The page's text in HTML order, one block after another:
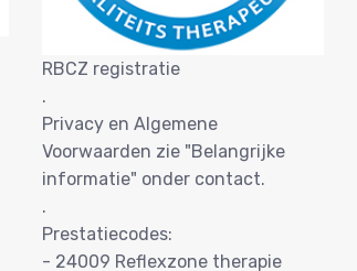
RBCZ registratie
.
Privacy en Algemene
Voorwaarden zie "Belangrijke
informatie" onder contact.
.
Prestatiecodes:
- 24009 Reflexzone therapie